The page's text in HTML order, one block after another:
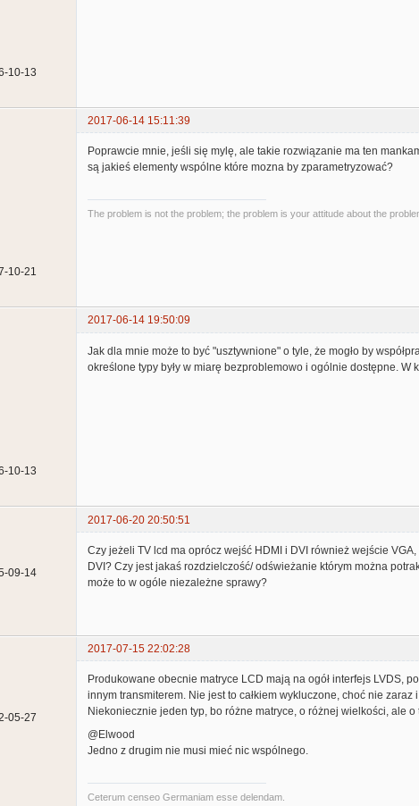
10-13
2017-06-14 15:11:39
10-21
Poprawcie mnie, jeśli się mylę, ale takie rozwiązanie ma ten
są jakieś elementy wspólne które mozna by zparametryzować?
The problem is not the problem; the problem is your attitude about the
2017-06-14 19:50:09
10-13
Jak dla mnie może to być "usztywnione" o tyle, że mogło by
określone typy były w miarę bezproblemowo i ogólnie dostępne.
2017-06-20 20:50:51
09-14
Czy jeżeli TV lcd ma oprócz wejść HDMI i DVI również wejście
DVI? Czy jest jakaś rozdzielczość/ odświeżanie którym można
może to w ogóle niezależne sprawy?
2017-07-15 22:02:28
05-27
Produkowane obecnie matryce LCD mają na ogół interfejs LVDS,
innym transmiterem. Nie jest to całkiem wykluczone, choć nie
Niekoniecznie jeden typ, bo różne matryce, o różnej wielkości, ale
@Elwood
Jedno z drugim nie musi mieć nic wspólnego.
Ceterum censeo Germaniam esse delendam.